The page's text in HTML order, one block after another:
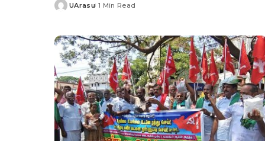
Posted
UArasu 1 Min Read